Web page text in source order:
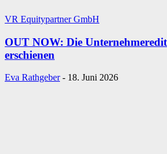
VR Equitypartner GmbH
OUT NOW: Die
erschienen
Eva Rathgeber - 18. Juni 2026